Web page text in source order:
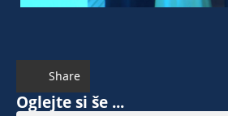
Share
Oglejte si še ...